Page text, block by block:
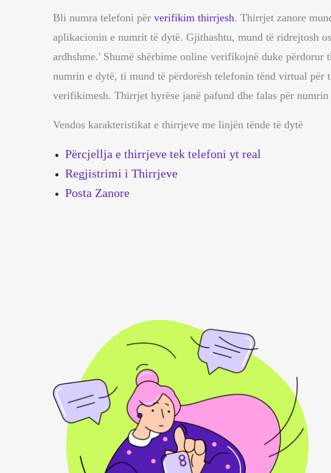
Bli numra telefoni për verifikim thirrjesh. Thirrjet zanore
aplikacionin e numrit të dytë. Gjithashtu, mund të ridrejtosh
ardhshme.' Shumë shërbime online verifikojnë duke
numrin e dytë, ti mund të përdorësh telefonin tënd virtual për
verifikimesh. Thirrjet hyrëse janë pafund dhe falas për numrin
Vendos karakteristikat e thirrjeve me linjën tënde të dytë
Përcjellja e thirrjeve tek telefoni yt real
Regjistrimi i Thirrjeve
Posta Zanore